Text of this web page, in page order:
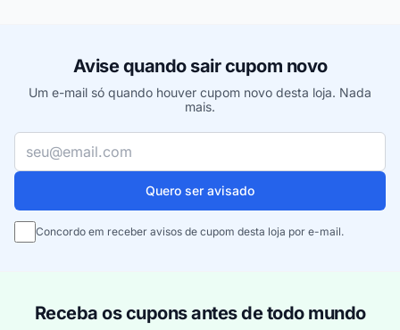
Avise quando sair cupom novo
Um e-mail só quando houver cupom novo desta loja. Nada
mais.
Seu e-mail
Quero ser avisado
Concordo em receber avisos de cupom desta loja por e-mail.
Receba os cupons antes de todo mundo